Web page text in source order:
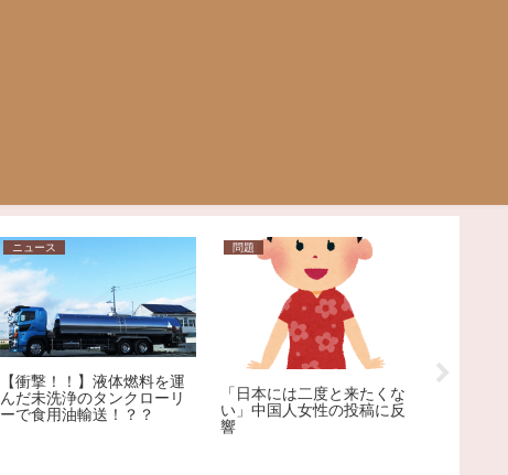
ニュース
【衝撃！！】液体燃料を運
んだ未洗浄のタンクローリ
ーで食用油輸送！？？
問題
「日本には二度と来たくな
い」中国人女性の投稿に反
響
【訃報】